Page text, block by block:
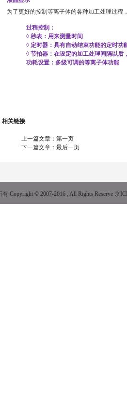
为了更好的控制等离子体的各种加工处理过
过程控制：
◊ 秒表：用来测量时间
◊ 定时器：具有自动结束功能的定时功
◊ 节拍器：在设定的加工处理间隔以后
功耗设置：多级可调的等离子体功能
相关链接
上一篇文章： 第一页
下一篇文章： 最后一页
Copyright © 2007-2016 , All Rights Reserve 京